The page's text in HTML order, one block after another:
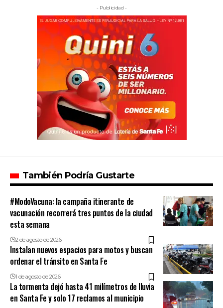
- Publicidad -
También Podría Gustarte
#ModoVacuna: la campaña itinerante de
vacunación recorrerá tres puntos de la ciudad
esta semana
2 de agosto de 2026
Instalan nuevos espacios para motos y buscan
ordenar el tránsito en Santa Fe
1 de agosto de 2026
La tormenta dejó hasta 41 milímetros de lluvia
en Santa Fe y solo 17 reclamos al municipio